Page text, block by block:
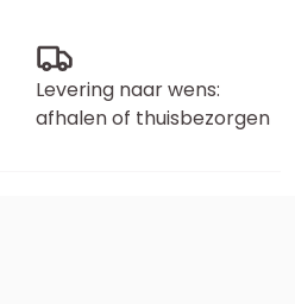
Levering naar wens:
afhalen of thuisbezorgen